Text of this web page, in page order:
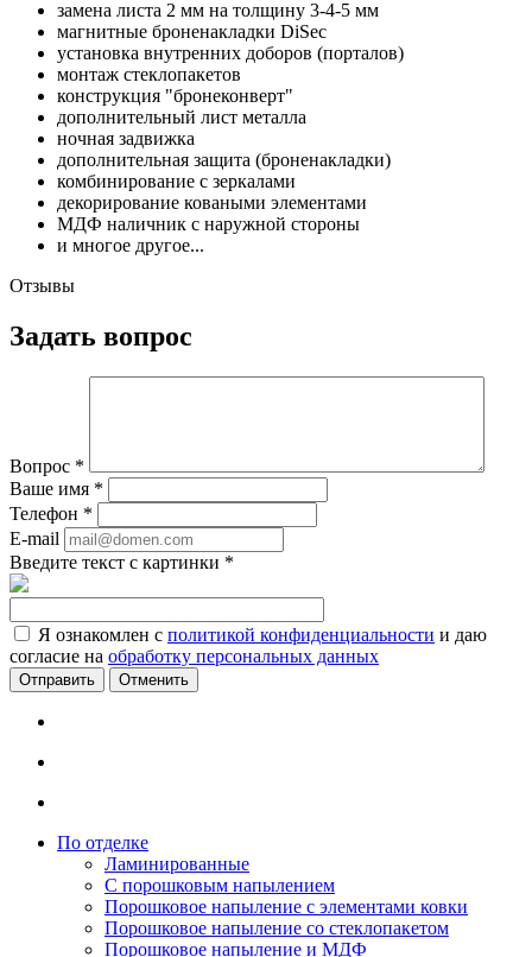
замена листа 2 мм на толщину 3-4-5 мм
магнитные броненакладки DiSec
установка внутренних доборов (порталов)
монтаж стеклопакетов
конструкция "бронеконверт"
дополнительный лист металла
ночная задвижка
дополнительная защита (броненакладки)
комбинирование с зеркалами
декорирование коваными элементами
МДФ наличник с наружной стороны
и многое другое...
Отзывы
Задать вопрос
Вопрос *
Ваше имя *
Телефон *
E-mail
Введите текст с картинки *
Я ознакомлен с политикой конфиденциальности и даю
согласие на обработку персональных данных
Отменить
По отделке
Ламинированные
С порошковым напылением
Порошковое напыление с элементами ковки
Порошковое напыление со стеклопакетом
Порошковое напыление и МДФ